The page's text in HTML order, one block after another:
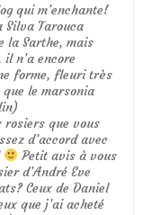
qui m’enchante!
Silva Tarouca
la Sarthe, mais
n’a encore
forme, fleuri très
le marsonia
rosiers que vous
d’accord avec
Petit avis à vous
d’André Eve
Ceux de Daniel
que j’ai acheté